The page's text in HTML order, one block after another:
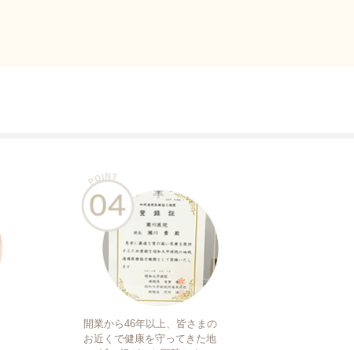
開業から46年以上、皆さまの
お近くで健康を守ってきた地